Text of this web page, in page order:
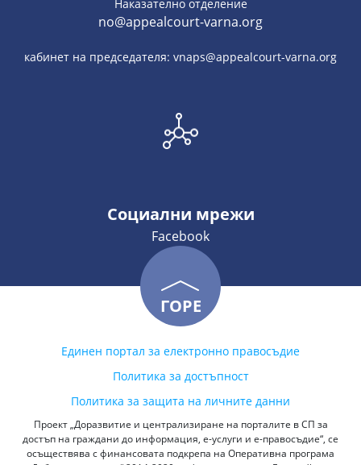
Наказателно отделение
no@appealcourt-varna.org
кабинет на председателя: vnaps@appealcourt-varna.org
Социални мрежи
Facebook
ГОРЕ
Единен портал за електронно правосъдие
Политика за достъпност
Политика за защита на личните данни
Проект „Доразвитие и централизиране на порталите в СП за
достъп на граждани до информация, е-услуги и е-правосъдие“, се
осъществява с финансовата подкрепа на Оперативна програма